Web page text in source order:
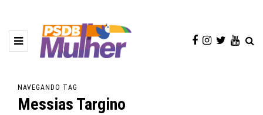
NAVEGANDO TAG
Messias Targino